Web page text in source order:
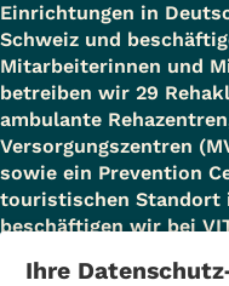
Einrichtungen in
Schweiz und
Mitarbeiterinnen und
betreiben wir 29
ambulante
Versorgungszentren
sowie ein Prevention
touristischen Standort
beschäftigen wir bei
Ihre